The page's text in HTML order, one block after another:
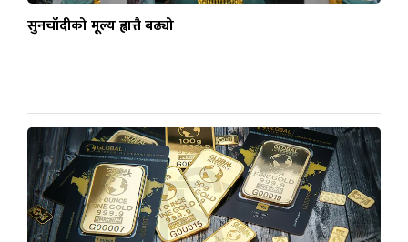
सुनचाँदीको मूल्य ह्वात्तै बढ्यो